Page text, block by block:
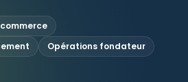
Opérations fondateur